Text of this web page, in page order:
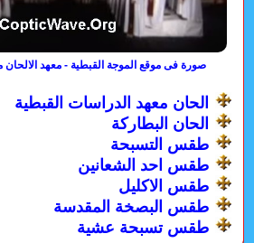
صورة فى موقع الموجة القبطية - معهد الالحان
الحان معهد الدراسات القبطية
الحان البطاركة
طقس التسبحة
طقس احد الشعانين
طقس الاكليل
طقس البصخة المقدسة
طقس تسبحة عشية